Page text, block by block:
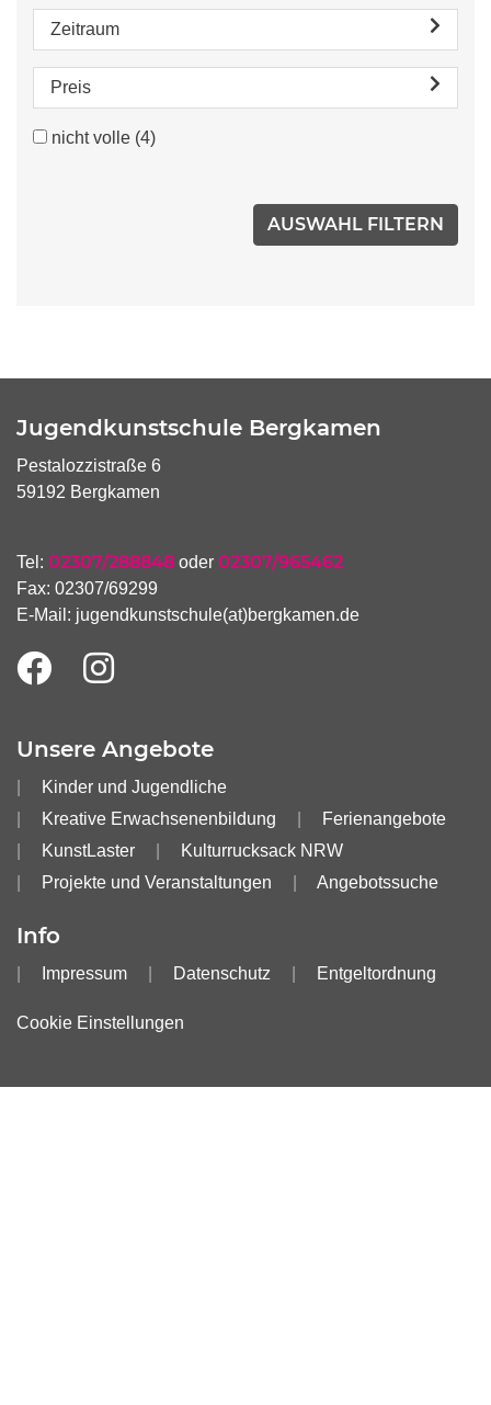
Zeitraum
Preis
nicht volle (4)
Jugendkunstschule Bergkamen
Pestalozzistraße 6
59192 Bergkamen
Tel: 02307/288848 oder 02307/965462
Fax: 02307/69299
E-Mail: jugendkunstschule(at)bergkamen.de
Unsere Angebote
Kinder und Jugendliche
Kreative Erwachsenenbildung
Ferienangebote
KunstLaster
Kulturrucksack NRW
Projekte und Veranstaltungen
Angebotssuche
Info
Impressum Datenschutz Entgeltordnung
Cookie Einstellungen